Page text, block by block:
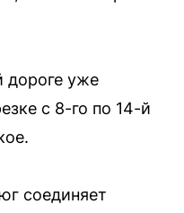
дороге уже
с 8-го по 14-й
соединяет